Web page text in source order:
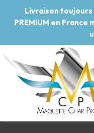
Livraison
PREMIUM en